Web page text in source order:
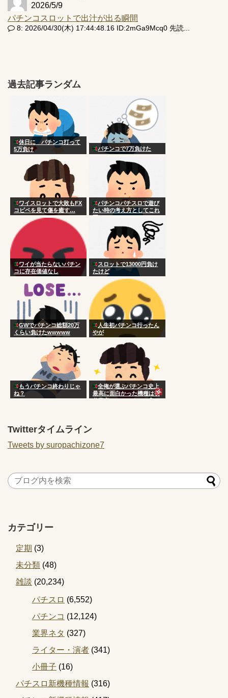
2026/5/9
パチンコスロットで出汁が出る瞬間
8: 2026/04/30(木) 17:44:48.16 ID:2mGa9Mcq0 先読...
過去記事ランダム
休日に パチンコ打って
5万負け
パチンコで7万負けた
ワイスロットで大敗もFX
コピペを見て傷を癒す…
パチンコパチスロで遊び
たい時の考え方としてこれ
正しい？
ワイが当たらないパチン
コに存在価値なし
スロットで13000円負け
たけど
GWでパチンコ総額20万
くらい負けたwwwww
人生初パチンコ行ったん
やが
もうパチンコ終わりじゃ
ね？
全俺が選ぶパチンコ史上
最高に面白かった機種は初
代蒼穹のファフナーで良
Twitterタイムライン
Tweets by suropachizone7
カテゴリー
定期 (3)
未分類 (48)
雑談 (20,234)
パチスロ (6,552)
パチンコ (12,124)
業界ネタ (327)
ライター・演者 (341)
小冊子 (16)
パチスロ新機種情報 (316)